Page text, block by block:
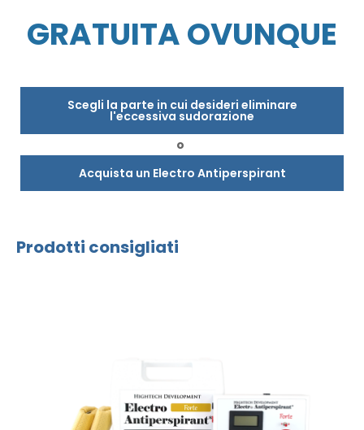
GRATUITA OVUNQUE
Scegli la parte in cui desideri eliminare
l'eccessiva sudorazione
o
Acquista un Electro Antiperspirant
Prodotti consigliati